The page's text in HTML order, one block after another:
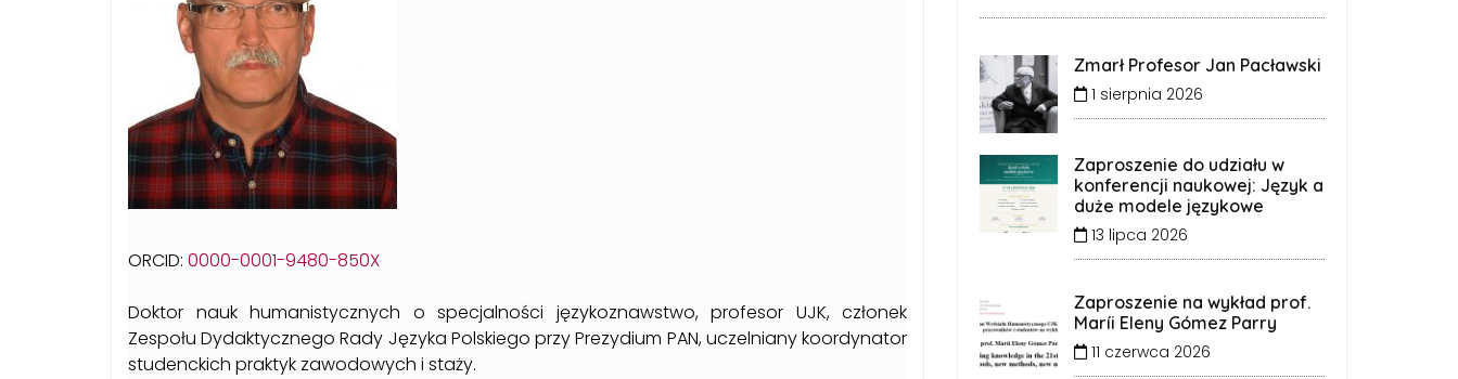
ORCID: 0000-0001-9480-850X
Doktor nauk humanistycznych o specjalności językoznawstwo, profesor UJK, członek
Zespołu Dydaktycznego Rady Języka Polskiego przy Prezydium PAN, uczelniany koordynator
studenckich praktyk zawodowych i staży.
Zmarł Profesor Jan Pacławski
1 sierpnia 2026
Zaproszenie do udziału w
konferencji naukowej: Język a
duże modele językowe
13 lipca 2026
Zaproszenie na wykład prof.
Maríi Eleny Gómez Parry
11 czerwca 2026